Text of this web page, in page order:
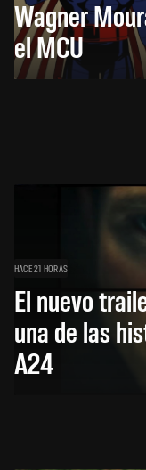
Wagner
el MCU
HACE 21 HORAS
El nuevo
una de las
A24